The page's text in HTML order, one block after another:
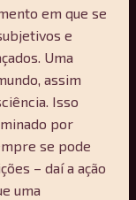
em que se
e
Uma
assim
Isso
por
se pode
– daí a ação
uma